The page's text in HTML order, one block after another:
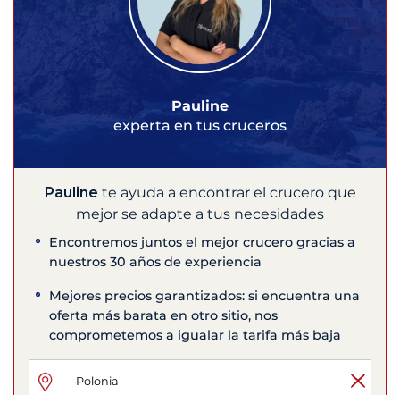
Pauline
experta en tus cruceros
Pauline te ayuda a encontrar el crucero que
mejor se adapte a tus necesidades
Encontremos juntos el mejor crucero gracias a
nuestros 30 años de experiencia
Mejores precios garantizados: si encuentra una
oferta más barata en otro sitio, nos
comprometemos a igualar la tarifa más baja